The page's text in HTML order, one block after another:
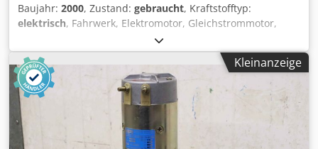
Baujahr: 2000, Zustand: gebraucht, Kraftstofftyp:
elektrisch, Fahrwerk, Elektromotor, Gleichstrommotor,
Fahrmotor, Antriebsmotor Komissionierstapler,
Antriebsrad Elektrohubwagen -Hersteller: Jungheinrich,
Fahrwerk Antriebsmotor aus Elektro-Hubwagen ECE 20 -
Antriebsmotor: juli GF 114-14/1.2 24V 2,5 kW -
Einzelkomponenten: siehe Fotos -Rad: Ø 215 mm -Anzahl:
1x Fahrwerk vorhanden -Preis: pro Stück -Abmessungen:
295/275/H650 mm Cedpfxoi Aqa Hs Ak Eoha -Gewicht: 74
kg/St.
Kleinanzeige